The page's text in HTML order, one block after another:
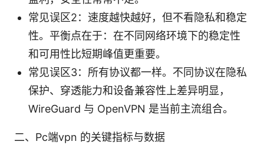
常见误区2：速度越快越好，但不看隐私和稳定
性。平衡点在于：在不同网络环境下的稳定性
和可用性比短期峰值更重要。
常见误区3：所有协议都一样。不同协议在隐私
保护、穿透能力和设备兼容性上差异明显，
WireGuard 与 OpenVPN 是当前主流组合。
二、Pc端vpn 的关键指标与数据